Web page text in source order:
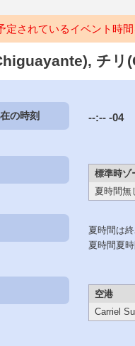
定されているイベント時
チリ
の時刻 --:-- -04
標準時ゾ
夏時間無
夏時間は
夏時間夏
空港
Carriel